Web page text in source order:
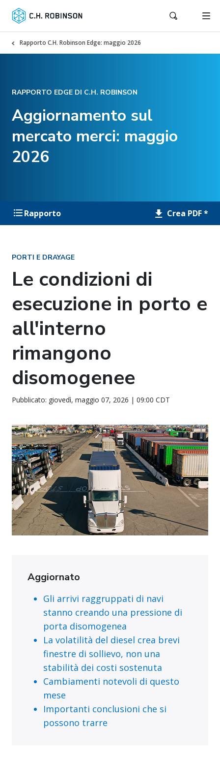
Rapporto C.H. Robinson Edge: maggio 2026
RAPPORTO EDGE DI C.H. ROBINSON
Aggiornamento sul
mercato merci: maggio
2026
Rapporto Crea PDF *
PORTI E DRAYAGE
Le condizioni di
esecuzione in porto e
all'interno
rimangono
disomogenee
Pubblicato: giovedì, maggio 07, 2026 | 09:00 CDT
Aggiornato
Gli arrivi raggruppati di navi
stanno creando una pressione di
porta disomogenea
La volatilità del diesel crea brevi
finestre di sollievo, non una
stabilità dei costi sostenuta
Cambiamenti notevoli di questo
mese
Importanti conclusioni che si
possono trarre